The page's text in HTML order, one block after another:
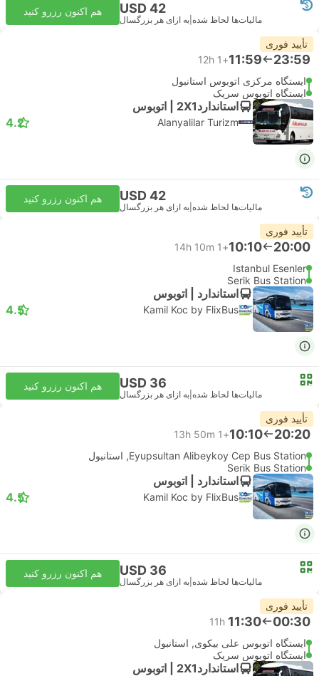
USD 42
مالیات‌ها لحاظ شده به ازای هر بزرگسال
هم اکنون رزرو کنید
تأیید فوری
23:59
11:59
+1
12h
ایستگاه مرکزی اتوبوس استانبول
ایستگاه اتوبوس سریک
استاندارد2X1 | اتوبوس
Alanyalilar Turizm
4.2
USD 42
مالیات‌ها لحاظ شده به ازای هر بزرگسال
هم اکنون رزرو کنید
تأیید فوری
20:00
10:10
+1
14h 10m
Istanbul Esenler
Serik Bus Station
استاندارد | اتوبوس
Kamil Koc by FlixBus
4.5
USD 36
مالیات‌ها لحاظ شده به ازای هر بزرگسال
هم اکنون رزرو کنید
تأیید فوری
20:20
10:10
+1
13h 50m
Eyupsultan Alibeykoy Cep Bus Station, استانبول
Serik Bus Station
استاندارد | اتوبوس
Kamil Koc by FlixBus
4.5
USD 36
مالیات‌ها لحاظ شده به ازای هر بزرگسال
هم اکنون رزرو کنید
تأیید فوری
00:30
11:30
11h
ایستگاه اتوبوس علی بیکوی, استانبول
ایستگاه اتوبوس سریک
استاندارد2X1 | اتوبوس